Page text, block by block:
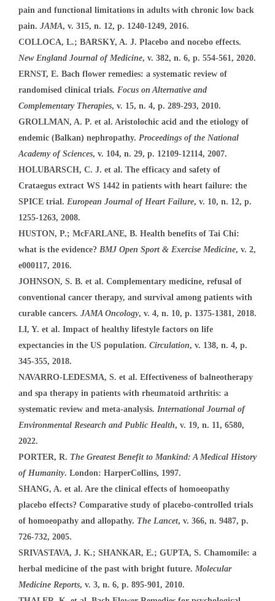
pain and functional limitations in adults with chronic low back
pain. JAMA, v. 315, n. 12, p. 1240-1249, 2016.
COLLOCA, L.; BARSKY, A. J. Placebo and nocebo effects.
New England Journal of Medicine, v. 382, n. 6, p. 554-561, 2020.
ERNST, E. Bach flower remedies: a systematic review of
randomised clinical trials. Focus on Alternative and
Complementary Therapies, v. 15, n. 4, p. 289-293, 2010.
GROLLMAN, A. P. et al. Aristolochic acid and the etiology of
endemic (Balkan) nephropathy. Proceedings of the National
Academy of Sciences, v. 104, n. 29, p. 12109-12114, 2007.
HOLUBARSCH, C. J. et al. The efficacy and safety of
Crataegus extract WS 1442 in patients with heart failure: the
SPICE trial. European Journal of Heart Failure, v. 10, n. 12, p.
1255-1263, 2008.
HUSTON, P.; McFARLANE, B. Health benefits of Tai Chi:
what is the evidence? BMJ Open Sport & Exercise Medicine, v. 2,
e000117, 2016.
JOHNSON, S. B. et al. Complementary medicine, refusal of
conventional cancer therapy, and survival among patients with
curable cancers. JAMA Oncology, v. 4, n. 10, p. 1375-1381, 2018.
LI, Y. et al. Impact of healthy lifestyle factors on life
expectancies in the US population. Circulation, v. 138, n. 4, p.
345-355, 2018.
NAVARRO-LEDESMA, S. et al. Effectiveness of balneotherapy
and spa therapy in patients with rheumatoid arthritis: a
systematic review and meta-analysis. International Journal of
Environmental Research and Public Health, v. 19, n. 11, 6580,
2022.
PORTER, R. The Greatest Benefit to Mankind: A Medical History
of Humanity. London: HarperCollins, 1997.
SHANG, A. et al. Are the clinical effects of homoeopathy
placebo effects? Comparative study of placebo-controlled trials
of homoeopathy and allopathy. The Lancet, v. 366, n. 9487, p.
726-732, 2005.
SRIVASTAVA, J. K.; SHANKAR, E.; GUPTA, S. Chamomile: a
herbal medicine of the past with bright future. Molecular
Medicine Reports, v. 3, n. 6, p. 895-901, 2010.